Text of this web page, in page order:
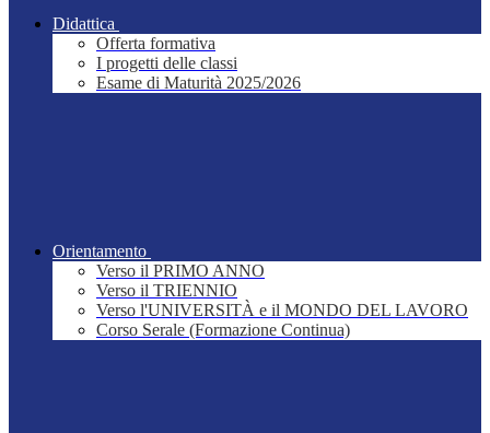
Didattica
Offerta formativa
I progetti delle classi
Esame di Maturità 2025/2026
Orientamento
Verso il PRIMO ANNO
Verso il TRIENNIO
Verso l'UNIVERSITÀ e il MONDO DEL LAVORO
Corso Serale (Formazione Continua)